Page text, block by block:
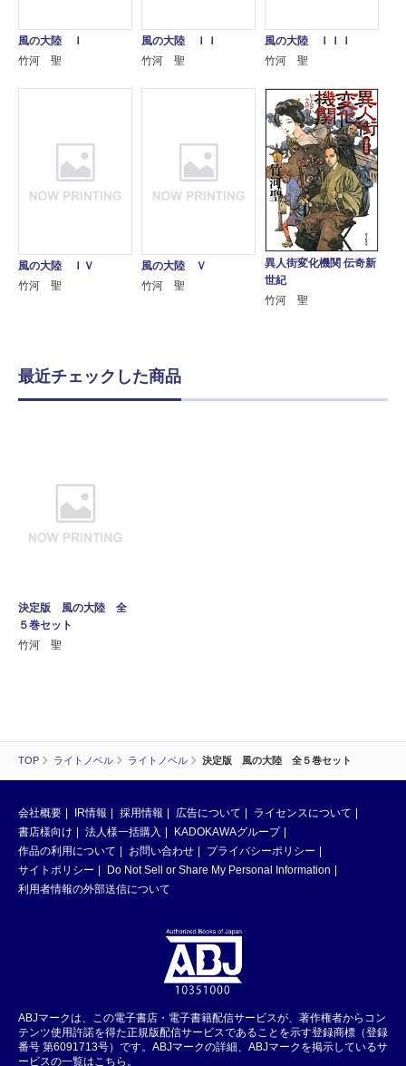
TOP ライトノベル ライトノベル 決定版 風の大陸 全５巻セット
風の大陸 Ｉ
竹河 聖
風の大陸 ＩＩ
竹河 聖
風の大陸 ＩＩＩ
竹河 聖
風の大陸 ＩＶ
竹河 聖
風の大陸 Ｖ
竹河 聖
異人街変化機関 伝奇新
世紀
竹河 聖
最近チェックした商品
決定版 風の大陸 全
５巻セット
竹河 聖
会社概要 IR情報 採用情報 広告について
ライセンスについて
書店様向け
法人様一括購入
KADOKAWAグループ
作品の利用について
お問い合わせ
プライバシーポリシー
サイトポリシー
Do Not Sell or Share My Personal Information
利用者情報の外部送信について
ABJマークは、この電子書店・電子書籍配信サービスが、著作権者からコン
テンツ使用許諾を得た正規版配信サービスであることを示す登録商標（登録
番号 第6091713号）です。ABJマークの詳細、ABJマークを掲示しているサ
ービスの一覧はこちら。